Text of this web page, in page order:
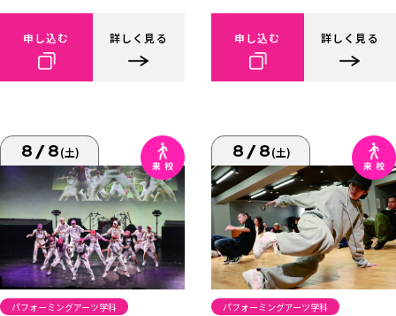
申し込む 詳しく見る 申し込む 詳しく見る
8/8(土)
パフォーミングアーツ学科
8/8(土)
パフォーミングアーツ学科